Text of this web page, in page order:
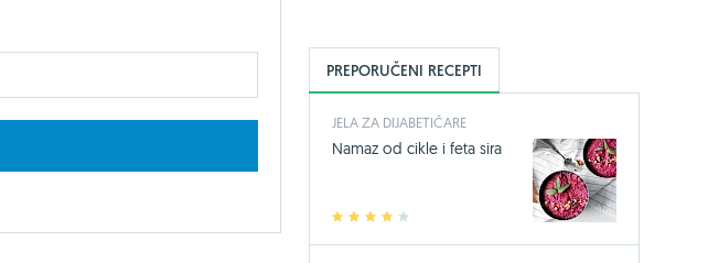
PREPORUČENI RECEPTI
JELA ZA DIJABETIČARE
2 3 4
Namaz od cikle i feta sira